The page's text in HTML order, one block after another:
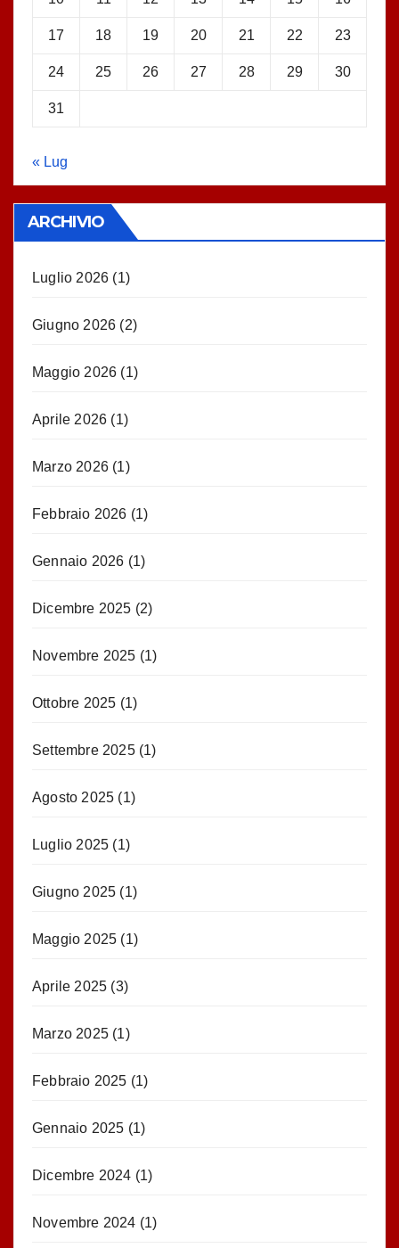
17 18 19 20 21 22 23
24 25 26 27 28 29 30
31
« Lug
ARCHIVIO
Luglio 2026 (1)
Giugno 2026 (2)
Maggio 2026 (1)
Aprile 2026 (1)
Marzo 2026 (1)
Febbraio 2026 (1)
Gennaio 2026 (1)
Dicembre 2025 (2)
Novembre 2025 (1)
Ottobre 2025 (1)
Settembre 2025(1)
Agosto 2025 (1)
Luglio 2025 (1)
Giugno 2025 (1)
Maggio 2025 (1)
Aprile 2025 (3)
Marzo 2025 (1)
Febbraio 2025 (1)
Gennaio 2025 (1)
Dicembre 2024 (1)
Novembre 2024 (1)